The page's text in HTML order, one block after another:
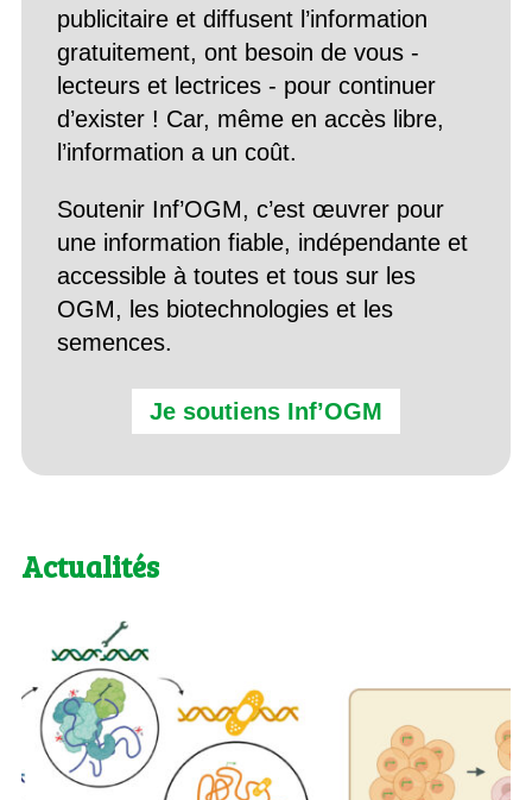
publicitaire et diffusent l’information
gratuitement, ont besoin de vous -
lecteurs et lectrices - pour continuer
d’exister ! Car, même en accès libre,
l’information a un coût.
Soutenir Inf’OGM, c’est œuvrer pour
une information fiable, indépendante et
accessible à toutes et tous sur les
OGM, les biotechnologies et les
semences.
Je soutiens Inf’OGM
Actualités